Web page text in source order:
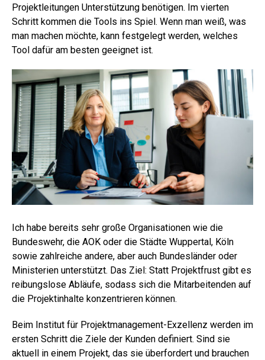
Projektleitungen Unterstützung benötigen. Im vierten
Schritt kommen die Tools ins Spiel. Wenn man weiß, was
man machen möchte, kann festgelegt werden, welches
Tool dafür am besten geeignet ist.
Ich habe bereits sehr große Organisationen wie die
Bundeswehr, die AOK oder die Städte Wuppertal, Köln
sowie zahlreiche andere, aber auch Bundesländer oder
Ministerien unterstützt. Das Ziel: Statt Projektfrust gibt es
reibungslose Abläufe, sodass sich die Mitarbeitenden auf
die Projektinhalte konzentrieren können.
Beim Institut für Projektmanagement-Exzellenz werden im
ersten Schritt die Ziele der Kunden definiert. Sind sie
aktuell in einem Projekt, das sie überfordert und brauchen